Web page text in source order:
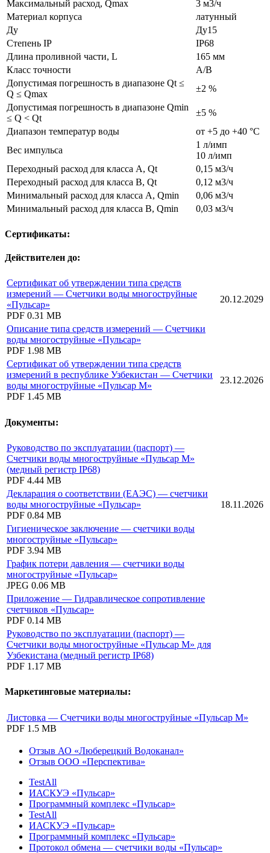
Максимальный расход, Qmax
3 м3/ч
Материал корпуса
латунный
Ду
Ду15
Степень IP
IP68
Длина проливной части, L
165 мм
Класс точности
A/B
Допустимая погрешность в диапазоне Qt ≤
Q ≤ Qmax
±2 %
Допустимая погрешность в диапазоне Qmin
≤ Q < Qt
±5 %
Диапазон температур воды
от +5 до +40 °С
Вес импульса
1 л/имп
10 л/имп
Переходный расход для класса A, Qt
0,15 м3/ч
Переходный расход для класса B, Qt
0,12 м3/ч
Минимальный расход для класса A, Qmin
0,06 м3/ч
Минимальный расход для класса B, Qmin
0,03 м3/ч
Сертификаты:
Действителен до:
Сертификат об утверждении типа средств
измерений — Счетчики воды многоструйные
«Пульсар»
PDF 0.31 MB
20.12.2029
Описание типа средств измерений — Счетчики
воды многоструйные «Пульсар»
PDF 1.98 MB
Сертификат об утверждении типа средств
измерений в республике Узбекистан — Счетчики
воды многоструйные «Пульсар М»
PDF 1.45 MB
23.12.2026
Документы:
Руководство по эксплуатации (паспорт) —
Счетчики воды многоструйные «Пульсар М»
(медный регистр IP68)
PDF 4.44 MB
Декларация о соответствии (ЕАЭС) — счетчики
воды многоструйные «Пульсар»
PDF 0.84 MB
18.11.2026
Гигиеническое заключение — счетчики воды
многоструйные «Пульсар»
PDF 3.94 MB
График потери давления — счетчики воды
многоструйные «Пульсар»
JPEG 0.06 MB
Приложение — Гидравлическое сопротивление
счетчиков «Пульсар»
PDF 0.14 MB
Руководство по эксплуатации (паспорт) —
Счетчики воды многоструйные «Пульсар М» для
Узбекистана (медный регистр IP68)
PDF 1.17 MB
Маркетинговые материалы:
Листовка — Счетчики воды многоструйные «Пульсар М»
PDF 1.5 MB
Отзыв АО «Люберецкий Водоканал»
Отзыв ООО «Перспектива»
TestAll
ИАСКУЭ «Пульсар»
Программный комплекс «Пульсар»
TestAll
ИАСКУЭ «Пульсар»
Программный комплекс «Пульсар»
Протокол обмена — счетчики воды «Пульсар»